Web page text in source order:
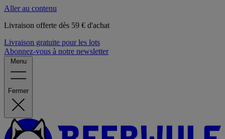
Aller au contenu
Livraison offerte dès 59 € d'achat
Livraison gratuite pour les lots
Abonnez-vous à notre newsletter
Menu
Fermer